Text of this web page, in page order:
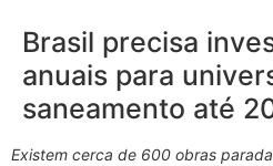
Brasil precisa
anuais para
saneamento até
Existem cerca de 600 obras